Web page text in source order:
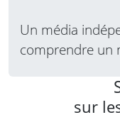
Un média
comprendre un
sur